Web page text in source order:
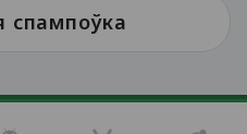
спампоўка